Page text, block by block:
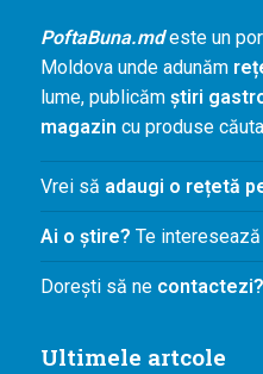
Evenimente
Concursuri
Digest
PoftaBuna.md
Nutriție
PoftaBuna.mdeste un
Moldova unde adunăm
lume, publicăm știri
magazin cu produse
Vrei să adaugi o rețetă
Ai o știre? Te interesează
Dorești să necontactezi?
Ultimele artcole